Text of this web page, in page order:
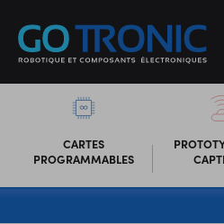
CARTES
PROGRAMMABLES